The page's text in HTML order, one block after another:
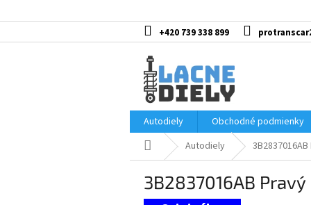
na
+420 739 338 899
Autodiely
Obchodné podmienky
DomovAutodiely
3B2837016AB